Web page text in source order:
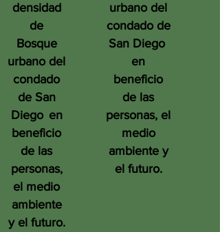
densidad
de
Bosque
urbano del
condado
de San
Diego en
beneficio
de las
personas,
el medio
ambiente
y el futuro.
urbano del
condado de
San Diego
en
beneficio
de las
personas, el
medio
ambiente y
el futuro.